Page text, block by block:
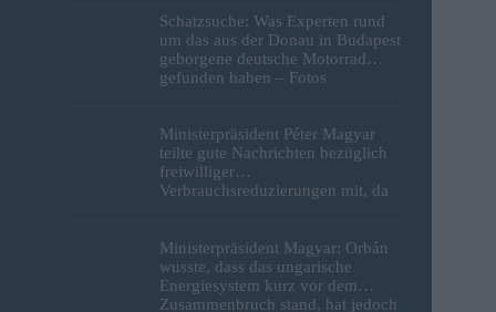
Schatzsuche: Was Experten rund
um das aus der Donau in Budapest
geborgene deutsche Motorrad
gefunden haben – Fotos
Ministerpräsident Péter Magyar
teilte gute Nachrichten bezüglich
freiwilliger
Verbrauchsreduzierungen mit, da
Ministerpräsident Magyar: Orbán
wusste, dass das ungarische
Energiesystem kurz vor dem
Zusammenbruch stand, hat jedoch